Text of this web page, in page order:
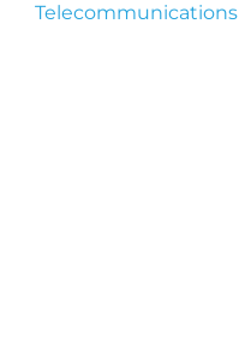
Telecommunications